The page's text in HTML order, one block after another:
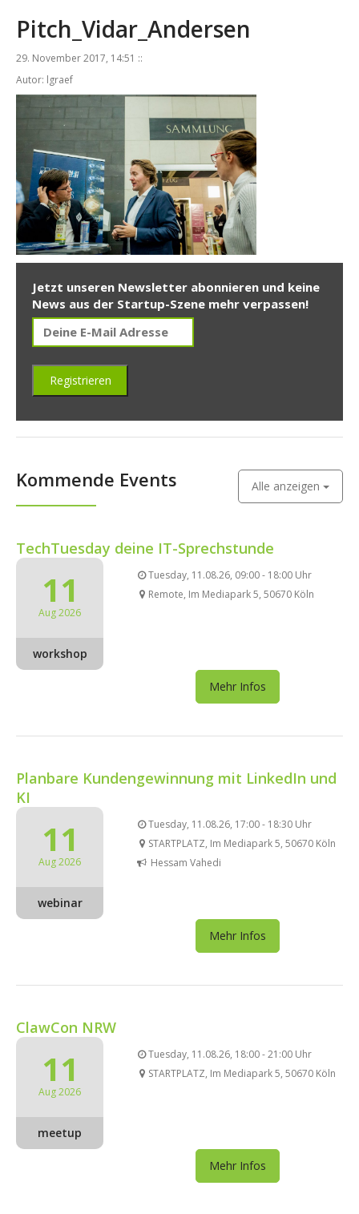
Pitch_Vidar_Andersen
29. November 2017, 14:51 ::
Autor: lgraef
Jetzt unseren Newsletter abonnieren und keine
News aus der Startup-Szene mehr verpassen!
Kommende Events Alle anzeigen
TechTuesday deine IT-Sprechstunde
11
Aug 2026
workshop
Tuesday, 11.08.26, 09:00 - 18:00 Uhr
Remote, Im Mediapark 5, 50670 Köln
Mehr Infos
Planbare Kundengewinnung mit LinkedIn und
KI
11
Aug 2026
webinar
Tuesday, 11.08.26, 17:00 - 18:30 Uhr
STARTPLATZ, Im Mediapark 5, 50670 Köln
Hessam Vahedi
Mehr Infos
ClawCon NRW
11
Aug 2026
meetup
Tuesday, 11.08.26, 18:00 - 21:00 Uhr
STARTPLATZ, Im Mediapark 5, 50670 Köln
Mehr Infos